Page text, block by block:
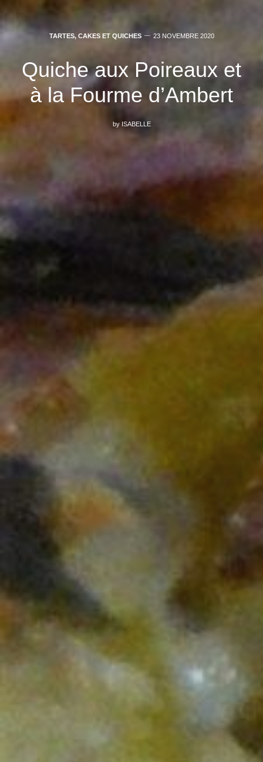
TARTES, CAKES ET QUICHES 23 NOVEMBRE 2020
Quiche aux Poireaux et
à la Fourme d’Ambert
by ISABELLE